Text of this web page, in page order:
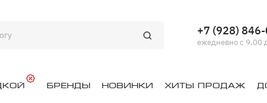
+7 (928)
ежедневно с 9.00
Бренды Новинки Хиты продаж